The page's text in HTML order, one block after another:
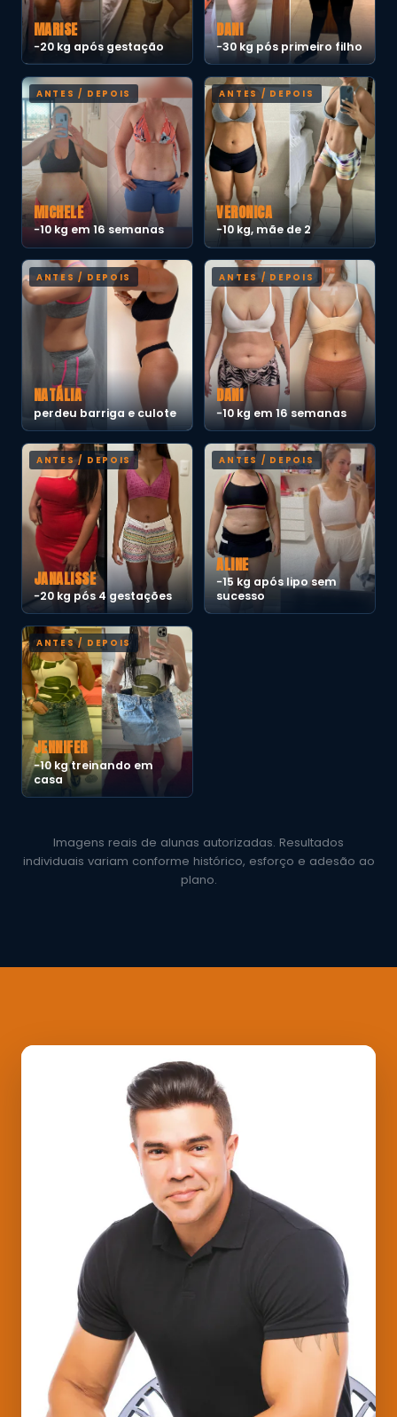
MARISE
−20 kg após gestação
DANI
−30 kg pós primeiro filho
MICHELE
−10 kg em 16 semanas
VERONICA
−10 kg, mãe de 2
NATÁLIA
perdeu barriga e culote
DANI
−10 kg em 16 semanas
JANALISSE
−20 kg pós 4 gestações
ALINE
−15 kg após lipo sem
sucesso
JENNIFER
−10 kg treinando em
casa
Imagens reais de alunas autorizadas. Resultados
individuais variam conforme histórico, esforço e adesão ao
plano.